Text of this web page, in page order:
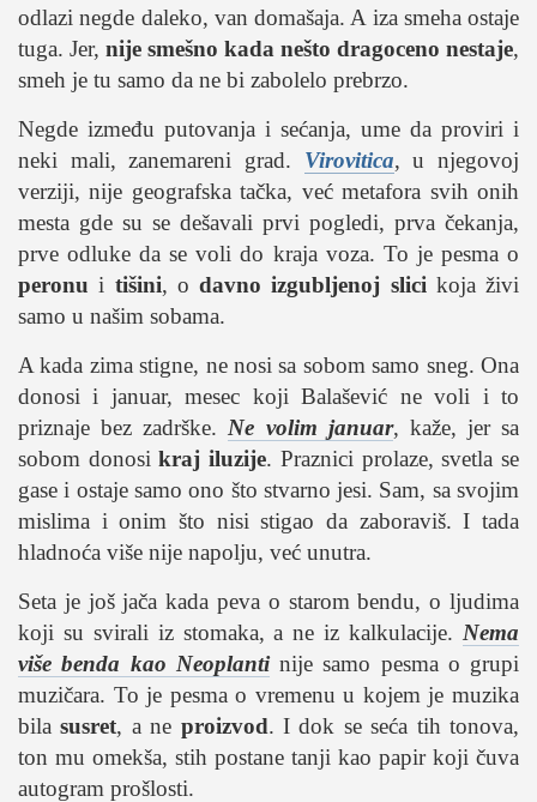
odlazi negde daleko, van domašaja. A iza smeha ostaje
tuga. Jer, nije smešno kada nešto dragoceno nestaje,
smeh je tu samo da ne bi zabolelo prebrzo.
Negde između putovanja i sećanja, ume da proviri i
neki mali, zanemareni grad. Virovitica, u njegovoj
verziji, nije geografska tačka, već metafora svih onih
mesta gde su se dešavali prvi pogledi, prva čekanja,
prve odluke da se voli do kraja voza. To je pesma o
peronu i tišini, o davno izgubljenoj slici koja živi
samo u našim sobama.
A kada zima stigne, ne nosi sa sobom samo sneg. Ona
donosi i januar, mesec koji Balašević ne voli i to
priznaje bez zadrške. Ne volim januar, kaže, jer sa
sobom donosikraj iluzije. Praznici prolaze, svetla se
gase i ostaje samo ono što stvarno jesi. Sam, sa svojim
mislima i onim što nisi stigao da zaboraviš. I tada
hladnoća više nije napolju, već unutra.
Seta je još jača kada peva o starom bendu, o ljudima
koji su svirali iz stomaka, a ne iz kalkulacije. Nema
više benda kao Neoplantinije samo pesma o grupi
muzičara. To je pesma o vremenu u kojem je muzika
bilasusret, a ne proizvod. I dok se seća tih tonova,
ton mu omekša, stih postane tanji kao papir koji čuva
autogram prošlosti.